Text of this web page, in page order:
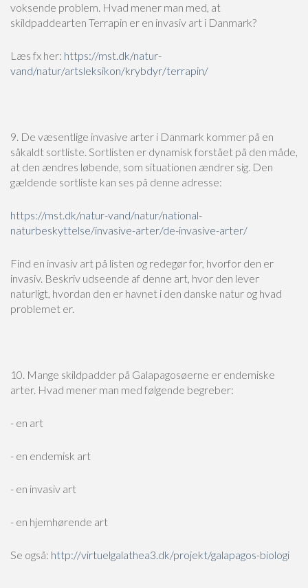
voksende problem. Hvad mener man med, at
skildpaddearten Terrapin er en invasiv art i Danmark?
Læs fx her: https://mst.dk/natur-
vand/natur/artsleksikon/krybdyr/terrapin/
9. De væsentlige invasive arter i Danmark kommer på en
såkaldt sortliste. Sortlisten er dynamisk forstået på den måde,
at den ændres løbende, som situationen ændrer sig. Den
gældende sortliste kan ses på denne adresse:
https://mst.dk/natur-vand/natur/national-
naturbeskyttelse/invasive-arter/de-invasive-arter/
Find en invasiv art på listen og redegør for, hvorfor den er
invasiv. Beskriv udseende af denne art, hvor den lever
naturligt, hvordan den er havnet i den danske natur og hvad
problemet er.
10. Mange skildpadder på Galapagosøerne er endemiske
arter. Hvad mener man med følgende begreber:
- en art
- en endemisk art
- en invasiv art
- en hjemhørende art
Se også: http://virtuelgalathea3.dk/projekt/galapagos-biologi